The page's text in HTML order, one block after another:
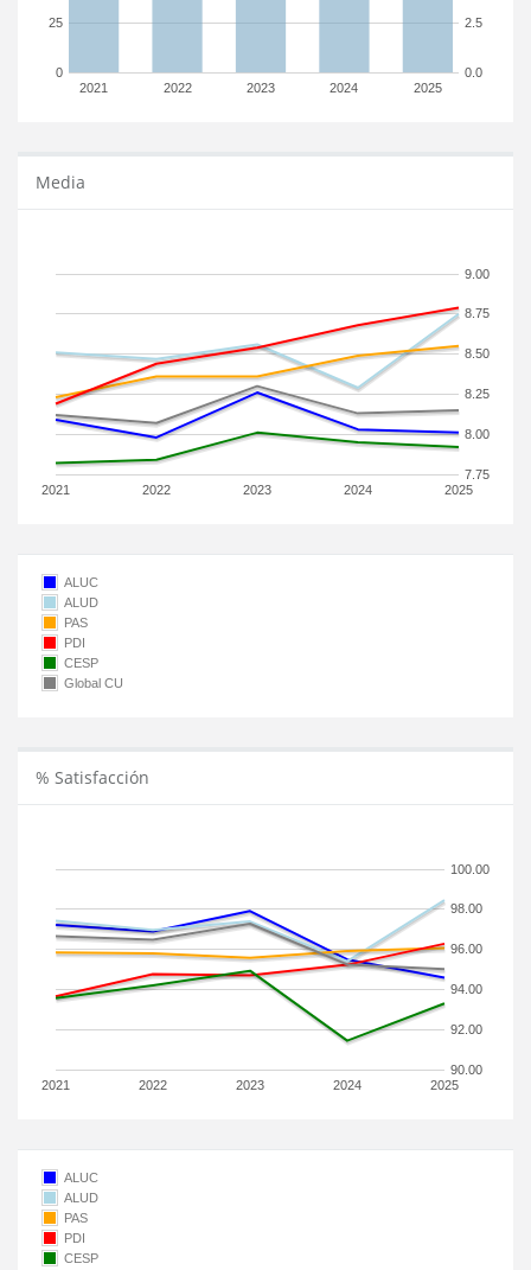
2021 2022 2023 2024 2025
0
25
0.0
2.5
Media
2021 2022 2023 2024 2025
7.75
8.00
8.25
8.50
8.75
9.00
ALUC
ALUD
PAS
PDI
CESP
Global CU
% Satisfacción
2021 2022 2023 2024 2025
90.00
92.00
94.00
96.00
98.00
100.00
ALUC
ALUD
PAS
PDI
CESP